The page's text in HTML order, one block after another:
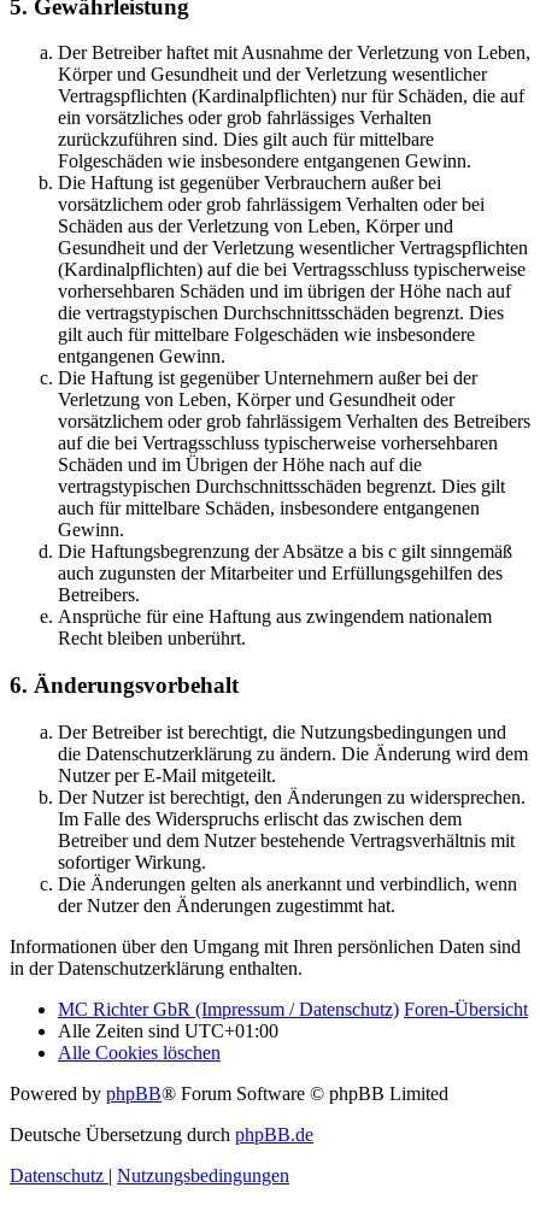
5. Gewährleistung
Der Betreiber haftet mit Ausnahme der Verletzung von Leben,
Körper und Gesundheit und der Verletzung wesentlicher
Vertragspflichten (Kardinalpflichten) nur für Schäden, die auf
ein vorsätzliches oder grob fahrlässiges Verhalten
zurückzuführen sind. Dies gilt auch für mittelbare
Folgeschäden wie insbesondere entgangenen Gewinn.
Die Haftung ist gegenüber Verbrauchern außer bei
vorsätzlichem oder grob fahrlässigem Verhalten oder bei
Schäden aus der Verletzung von Leben, Körper und
Gesundheit und der Verletzung wesentlicher Vertragspflichten
(Kardinalpflichten) auf die bei Vertragsschluss typischerweise
vorhersehbaren Schäden und im übrigen der Höhe nach auf
die vertragstypischen Durchschnittsschäden begrenzt. Dies
gilt auch für mittelbare Folgeschäden wie insbesondere
entgangenen Gewinn.
Die Haftung ist gegenüber Unternehmern außer bei der
Verletzung von Leben, Körper und Gesundheit oder
vorsätzlichem oder grob fahrlässigem Verhalten des Betreibers
auf die bei Vertragsschluss typischerweise vorhersehbaren
Schäden und im Übrigen der Höhe nach auf die
vertragstypischen Durchschnittsschäden begrenzt. Dies gilt
auch für mittelbare Schäden, insbesondere entgangenen
Gewinn.
Die Haftungsbegrenzung der Absätze a bis c gilt sinngemäß
auch zugunsten der Mitarbeiter und Erfüllungsgehilfen des
Betreibers.
Ansprüche für eine Haftung aus zwingendem nationalem
Recht bleiben unberührt.
6. Änderungsvorbehalt
Der Betreiber ist berechtigt, die Nutzungsbedingungen und
die Datenschutzerklärung zu ändern. Die Änderung wird dem
Nutzer per E-Mail mitgeteilt.
Der Nutzer ist berechtigt, den Änderungen zu widersprechen.
Im Falle des Widerspruchs erlischt das zwischen dem
Betreiber und dem Nutzer bestehende Vertragsverhältnis mit
sofortiger Wirkung.
Die Änderungen gelten als anerkannt und verbindlich, wenn
der Nutzer den Änderungen zugestimmt hat.
Informationen über den Umgang mit Ihren persönlichen Daten sind
in der Datenschutzerklärung enthalten.
MC Richter GbR (Impressum / Datenschutz) Foren-Übersicht
Alle Zeiten sind UTC+01:00
Alle Cookies löschen
Powered by phpBB® Forum Software © phpBB Limited
Deutsche Übersetzung durch phpBB.de
Datenschutz | Nutzungsbedingungen